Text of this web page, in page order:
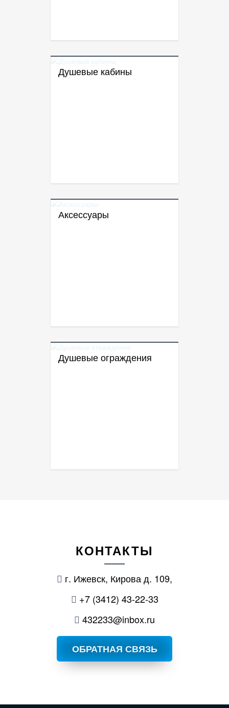
Душевые кабины
Аксессуары
Душевые ограждения
КОНТАКТЫ
г. Ижевск, Кирова д. 109,
+7 (3412) 43-22-33
432233@inbox.ru
ОБРАТНАЯ СВЯЗЬ